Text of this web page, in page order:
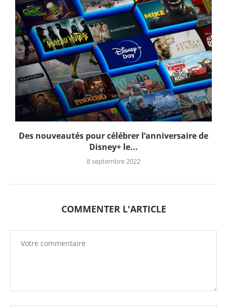
Des nouveautés pour célébrer l’anniversaire de
Disney+ le...
8 septembre 2022
COMMENTER L'ARTICLE